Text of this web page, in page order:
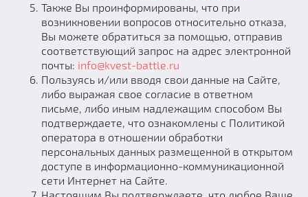
Также Вы проинформированы, что при
возникновении вопросов относительно отказа,
Вы можете обратиться за помощью, отправив
соответствующий запрос на адрес электронной
почты: info@kvest-battle.ru
Пользуясь и/или вводя свои данные на Сайте,
либо выражая свое согласие в ответном
письме, либо иным надлежащим способом Вы
подтверждаете, что ознакомлены с Политикой
оператора в отношении обработки
персональных данных размещенной в открытом
доступе в информационно-коммуникационной
сети Интернет на Сайте.